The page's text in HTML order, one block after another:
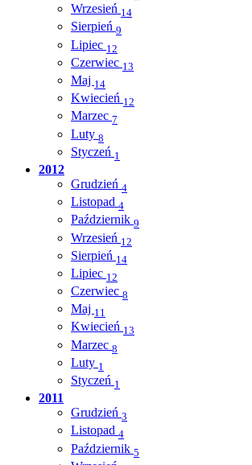
Wrzesień 14
Sierpień 9
Lipiec 12
Czerwiec 13
Maj 14
Kwiecień 12
Marzec 7
Luty 8
Styczeń 1
2012
Grudzień 4
Listopad 4
Październik 9
Wrzesień 12
Sierpień 14
Lipiec 12
Czerwiec 8
Maj 11
Kwiecień 13
Marzec 8
Luty 1
Styczeń 1
2011
Grudzień 3
Listopad 4
Październik 5